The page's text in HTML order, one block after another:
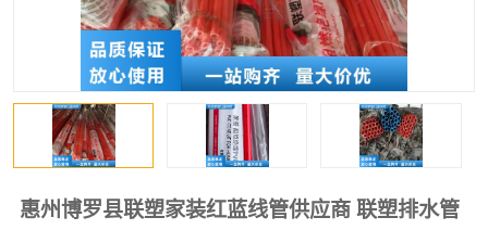
惠州博罗县联塑家装红蓝线管供应商 联塑排水管